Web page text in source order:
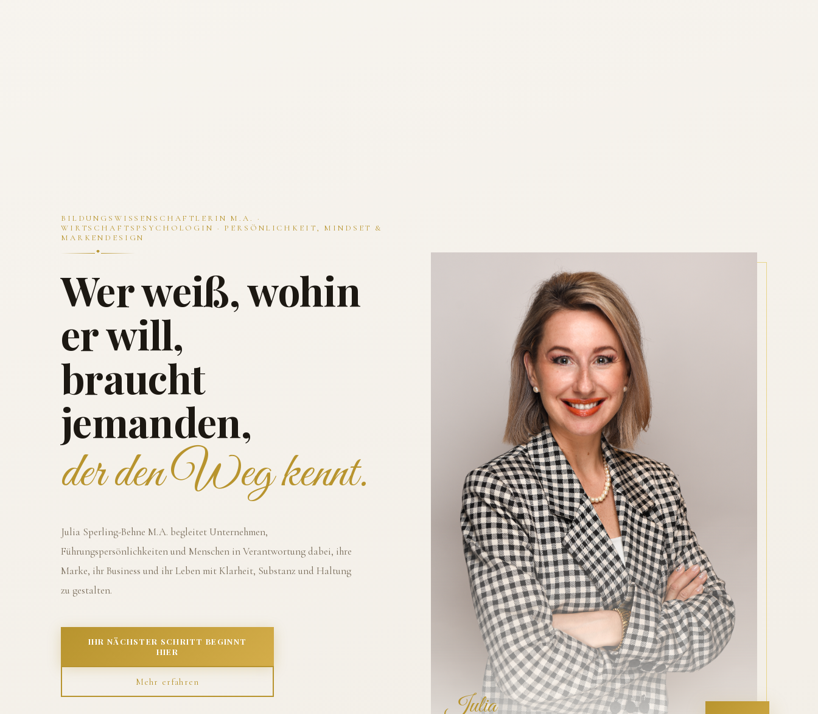
BILDUNGSWISSENSCHAFTLERIN M.A. ·
WIRTSCHAFTSPSYCHOLOGIN · PERSÖNLICHKEIT, MINDSET &
MARKENDESIGN
Wer weiß, wohin
er will,
braucht
jemanden,
der den Weg kennt.
Julia Sperling-Behne M.A. begleitet Unternehmen,
Führungspersönlichkeiten und Menschen in Verantwortung dabei, ihre
Marke, ihr Business und ihr Leben mit Klarheit, Substanz und Haltung
zu gestalten.
IHR NÄCHSTER SCHRITT BEGINNT
HIER
Mehr erfahren
Julia